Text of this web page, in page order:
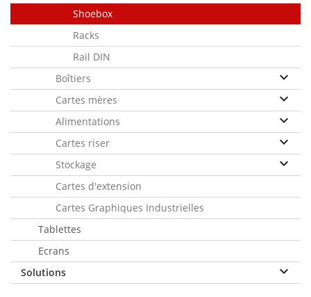
Shoebox
Racks
Rail DIN
Boîtiers
keyboard_arrow_down
Cartes mères keyboard_arrow_down
Alimentations keyboard_arrow_down
Cartes riser keyboard_arrow_down
Stockage keyboard_arrow_down
Cartes d'extension
Cartes Graphiques Industrielles
Tablettes
Ecrans
Solutions
keyboard_arrow_down